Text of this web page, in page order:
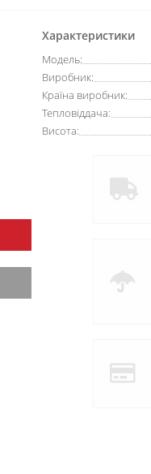
Характеристики
Модель:
Виробник:
Країна виробник:
Тепловіддача:
Висота: